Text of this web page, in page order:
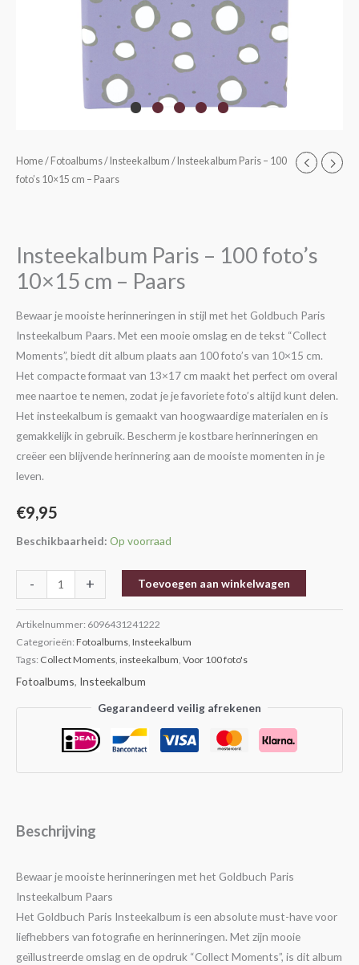
Home/ Fotoalbums/ Insteekalbum / Insteekalbum Paris – 100
foto’s 10×15 cm – Paars
Insteekalbum Paris – 100 foto’s
10×15 cm – Paars
Bewaar je mooiste herinneringen in stijl met het Goldbuch Paris
Insteekalbum Paars. Met een mooie omslag en de tekst “Collect
Moments”, biedt dit album plaats aan 100 foto’s van 10×15 cm.
Het compacte formaat van 13×17 cm maakt het perfect om overal
mee naartoe te nemen, zodat je je favoriete foto’s altijd kunt delen.
Het insteekalbum is gemaakt van hoogwaardige materialen en is
gemakkelijk in gebruik. Bescherm je kostbare herinneringen en
creëer een blijvende herinnering aan de mooiste momenten in je
leven.
€9,95
Beschikbaarheid: Op voorraad
-
Insteekalbum
Paris
10x15
cm
Paars
aantal
+ Toevoegen aan winkelwagen
Artikelnummer: 6096431241222
Categorieën: Fotoalbums Insteekalbum
Tags: Collect Moments insteekalbum Voor 100 foto's
Fotoalbums, Insteekalbum
Gegarandeerd veilig afrekenen
Beschrijving
Bewaar je mooiste herinneringen met het Goldbuch Paris
Insteekalbum Paars
Het Goldbuch Paris Insteekalbum is een absolute must-have voor
liefhebbers van fotografie en herinneringen. Met zijn mooie
geïllustreerde omslag en de opdruk “Collect Moments”, is dit album